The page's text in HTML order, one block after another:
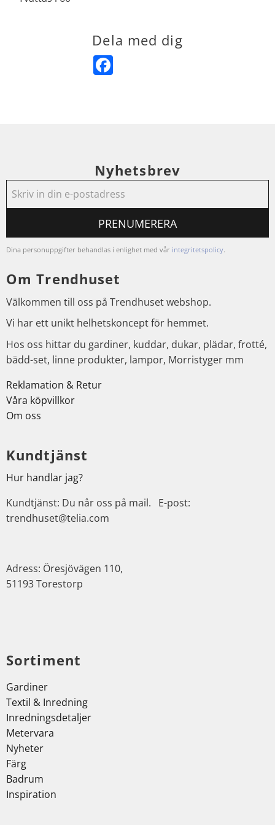
Dela med dig
Nyhetsbrev
PRENUMERERA
Dina personuppgifter behandlas i enlighet med vår integritetspolicy.
Om Trendhuset
Välkommen till oss på Trendhuset webshop.
Vi har ett unikt helhetskoncept för hemmet.
Hos oss hittar du gardiner, kuddar, dukar, plädar, frotté,
bädd-set, linne produkter, lampor, Morristyger mm
Reklamation & Retur
Våra köpvillkor
Om oss
Kundtjänst
Hur handlar jag?
Kundtjänst: Du når oss på mail. E-post:
trendhuset@telia.com
Adress: Öresjövägen 110,
51193 Torestorp
Sortiment
Gardiner
Textil & Inredning
Inredningsdetaljer
Metervara
Nyheter
Färg
Badrum
Inspiration